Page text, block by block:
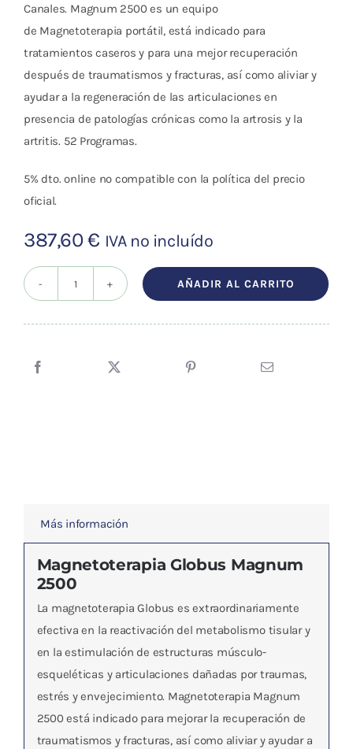
Canales. Magnum 2500 es un equipo
de Magnetoterapia portátil, está indicado para
tratamientos caseros y para una mejor recuperación
después de traumatismos y fracturas, así como aliviar y
ayudar a la regeneración de las articulaciones en
presencia de patologías crónicas como la artrosis y la
artritis. 52 Programas.
5% dto. online no compatible con la política del precio
oficial.
387,60€ IVA no incluído
cantidad
AÑADIR AL CARRITO
Más información
Magnetoterapia Globus Magnum
2500
La magnetoterapia Globus es extraordinariamente
efectiva en la reactivación del metabolismo tisular y
en la estimulación de estructuras músculo-
esqueléticas y articulaciones dañadas por traumas,
estrés y envejecimiento. Magnetoterapia Magnum
2500 está indicado para mejorar la recuperación de
traumatismos y fracturas, así como aliviar y ayudar a